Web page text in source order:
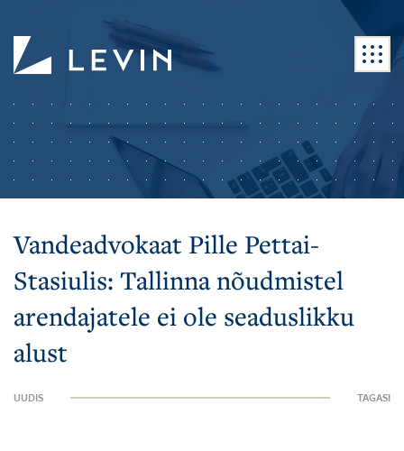
Vandeadvokaat Pille Pettai-
Stasiulis: Tallinna nõudmistel
arendajatele ei ole seaduslikku
alust
UUDIS TAGASI